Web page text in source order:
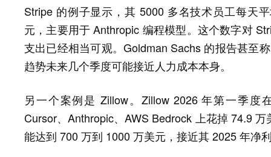
Stripe 的例子显示，其 5000 多名技术员工每天
元，主要用于 Anthropic 编程模型。这个数字对
支出已经相当可观。Goldman Sachs 的报告甚至
趋势未来几个季度可能接近人力成本本身。
另一个案例是 Zillow。Zillow 2026 年第一季
Cursor、Anthropic、AWS Bedrock 上花掉 74.9
能达到 700 万到 1000 万美元，接近其 2025 年净